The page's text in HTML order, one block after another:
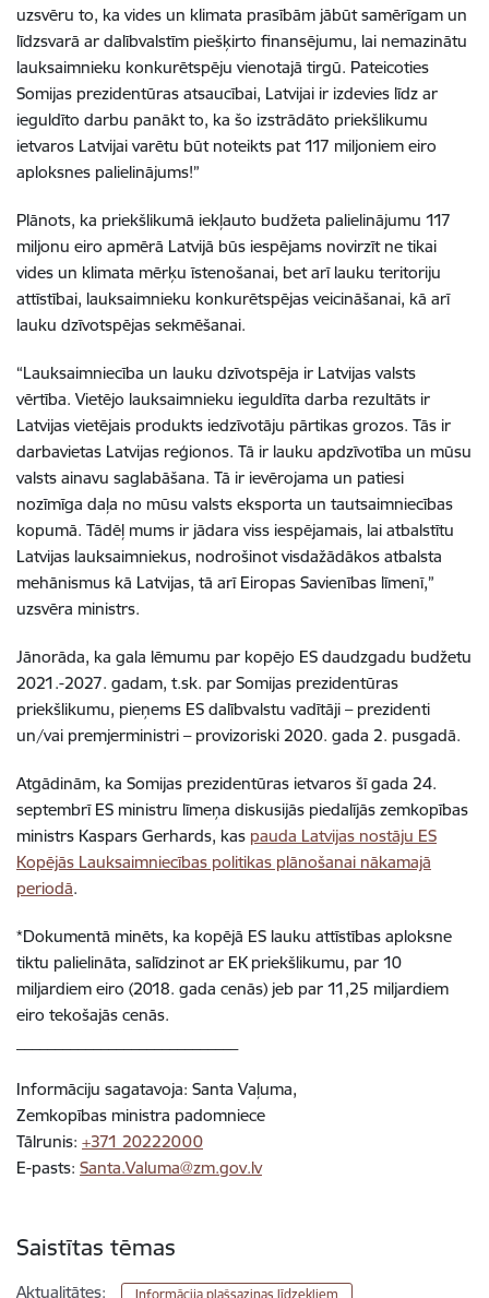
uzsvēru to, ka vides un klimata prasībām jābūt samērīgam un
līdzsvarā ar dalībvalstīm piešķirto finansējumu, lai nemazinātu
lauksaimnieku konkurētspēju vienotajā tirgū. Pateicoties
Somijas prezidentūras atsaucībai, Latvijai ir izdevies līdz ar
ieguldīto darbu panākt to, ka šo izstrādāto priekšlikumu
ietvaros Latvijai varētu būt noteikts pat 117 miljoniem eiro
aploksnes palielinājums!”
Plānots, ka priekšlikumā iekļauto budžeta palielinājumu 117
miljonu eiro apmērā Latvijā būs iespējams novirzīt ne tikai
vides un klimata mērķu īstenošanai, bet arī lauku teritoriju
attīstībai, lauksaimnieku konkurētspējas veicināšanai, kā arī
lauku dzīvotspējas sekmēšanai.
“Lauksaimniecība un lauku dzīvotspēja ir Latvijas valsts
vērtība. Vietējo lauksaimnieku ieguldīta darba rezultāts ir
Latvijas vietējais produkts iedzīvotāju pārtikas grozos. Tās ir
darbavietas Latvijas reģionos. Tā ir lauku apdzīvotība un mūsu
valsts ainavu saglabāšana. Tā ir ievērojama un patiesi
nozīmīga daļa no mūsu valsts eksporta un tautsaimniecības
kopumā. Tādēļ mums ir jādara viss iespējamais, lai atbalstītu
Latvijas lauksaimniekus, nodrošinot visdažādākos atbalsta
mehānismus kā Latvijas, tā arī Eiropas Savienības līmenī,”
uzsvēra ministrs.
Jānorāda, ka gala lēmumu par kopējo ES daudzgadu budžetu
2021.-2027. gadam, t.sk. par Somijas prezidentūras
priekšlikumu, pieņems ES dalībvalstu vadītāji – prezidenti
un/vai premjerministri – provizoriski 2020. gada 2. pusgadā.
Atgādinām, ka Somijas prezidentūras ietvaros šī gada 24.
septembrī ES ministru līmeņa diskusijās piedalījās zemkopības
ministrs Kaspars Gerhards, kas pauda Latvijas nostāju ES
Kopējās Lauksaimniecības politikas plānošanai nākamajā
periodā.
*Dokumentā minēts, ka kopējā ES lauku attīstības aploksne
tiktu palielināta, salīdzinot ar EK priekšlikumu, par 10
miljardiem eiro (2018. gada cenās) jeb par 11,25 miljardiem
eiro tekošajās cenās.
Informāciju sagatavoja: Santa Vaļuma,
Zemkopības ministra padomniece
Tālrunis: +371 20222000
E-pasts: Santa.Valuma@zm.gov.lv
Saistītas tēmas
Aktualitātes: Informācija plašsaziņas līdzekļiem